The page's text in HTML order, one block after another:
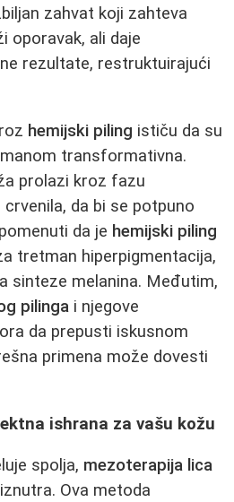
zahvat koji zahteva
oporavak, ali daje
rezultate, restruktuirajući
hemijski piling ističu da su
transformativna.
prolazi kroz fazu
da bi se potpuno
da je hemijski piling
tretman hiperpigmentacija,
sinteze melanina. Međutim,
pilinga i njegove
da prepusti iskusnom
primena može dovesti
ishrana za vašu kožu
spolja, mezoterapija lica
Ova metoda